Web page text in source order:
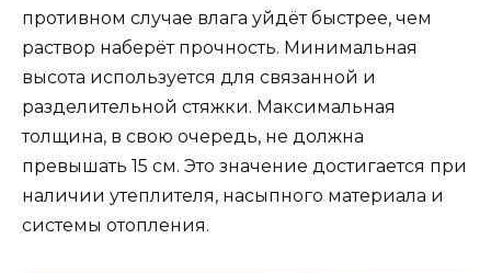
противном случае влага уйдёт быстрее, чем
раствор наберёт прочность. Минимальная
высота используется для связанной и
разделительной стяжки. Максимальная
толщина, в свою очередь, не должна
превышать 15 см. Это значение достигается при
наличии утеплителя, насыпного материала и
системы отопления.